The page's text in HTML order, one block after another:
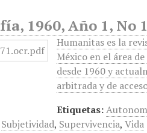
1960, Año 1, No
Humanitas es la
México en el área
desde 1960 y
arbitrada y de
Etiquetas:
Subjetividad, Supervivencia,Vida